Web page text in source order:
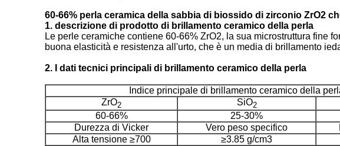
60-66% perla ceramica della sabbia di biossido di zirconio ZrO2
1. descrizione di prodotto di brillamento ceramico della perla
Le perle ceramiche contiene 60-66% ZrO2, la sua microstruttura fine
buona elasticità e resistenza all'urto, che è un media di brillamento
2. I dati tecnici principali di brillamento ceramico della perla
Indice principale di brillamento ceramico della
ZrO2 SiO2
60-66% 25-30%
Durezza di Vicker
Vero peso specifico
Alta tensione ≥700
≥3.85 g/cm3